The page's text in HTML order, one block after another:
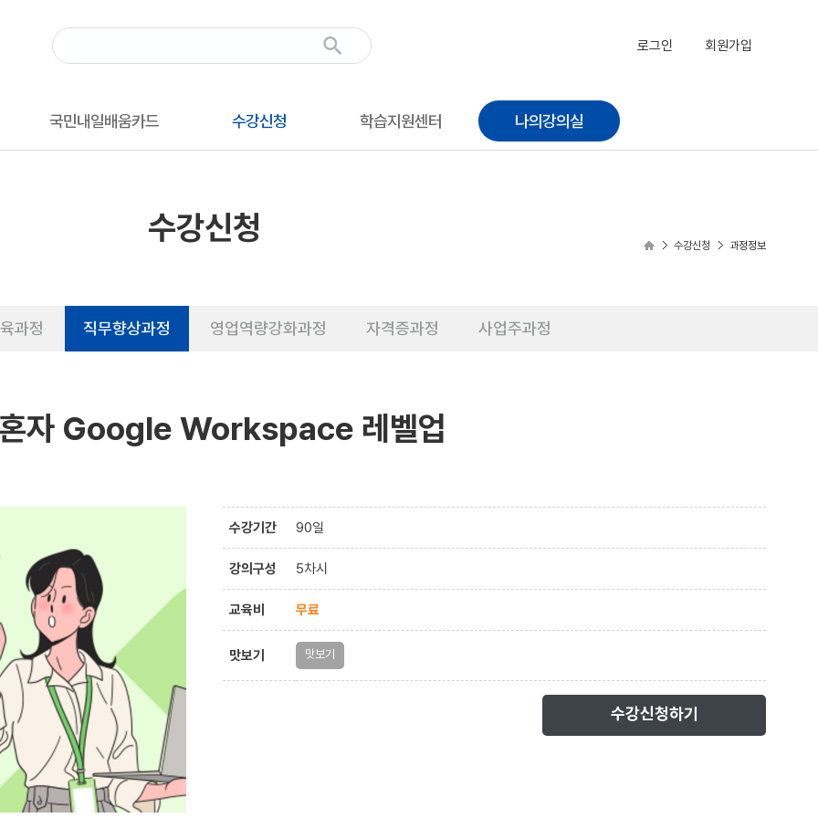
로그인 회원가입
국민내일배움카드 수강신청 학습지원센터 나의강의실
수강신청
과정 직무향상과정 영업역량강화과정 자격증과정 사업주과정
수강신청 과정정보
자 Google Workspace 레벨업
수강기간 90일
강의구성 5차시
교육비 무료
맛보기 맛보기
수강신청하기